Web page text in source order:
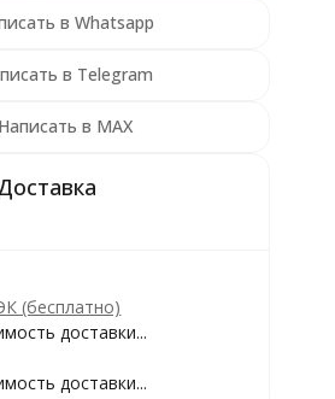
в Whatsapp
в Telegram
Написать в MAX
(бесплатно)
доставки...
доставки...